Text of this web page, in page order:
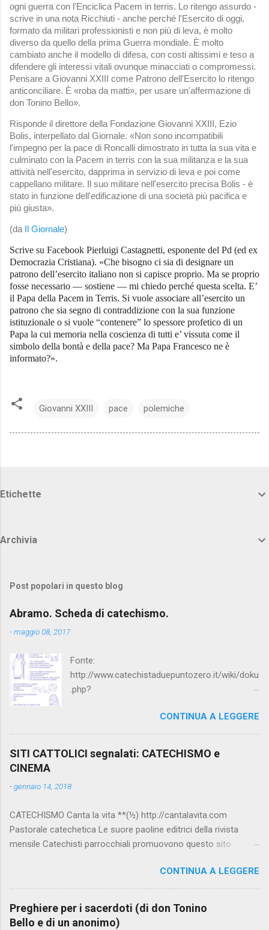
ogni guerra con l'Enciclica Pacem in terris. Lo ritengo assurdo -
scrive in una nota Ricchiuti - anche perché l'Esercito di oggi,
formato da militari professionisti e non più di leva, è molto
diverso da quello della prima Guerra mondiale. È molto
cambiato anche il modello di difesa, con costi altissimi e teso a
difendere gli interessi vitali ovunque minacciati o compromessi.
Pensare a Giovanni XXIII come Patrono dell'Esercito lo ritengo
anticonciliare. È «roba da matti», per usare un'affermazione di
don Tonino Bello».
Risponde il direttore della Fondazione Giovanni XXIII, Ezio
Bolis, interpellato dal Giornale. «Non sono incompatibili
l'impegno per la pace di Roncalli dimostrato in tutta la sua vita e
culminato con la Pacem in terris con la sua militanza e la sua
attività nell'esercito, dapprima in servizio di leva e poi come
cappellano militare. Il suo militare nell'esercito precisa Bolis - è
stato in funzione dell'edificazione di una società più pacifica e
più giusta».
(da Il Giornale)
Scrive su Facebook Pierluigi Castagnetti, esponente del Pd (ed ex
Democrazia Cristiana). «Che bisogno ci sia di designare un
patrono dell’esercito italiano non si capisce proprio. Ma se proprio
fosse necessario — sostiene — mi chiedo perché questa scelta. E’
il Papa della Pacem in Terris. Si vuole associare all’esercito un
patrono che sia segno di contraddizione con la sua funzione
istituzionale o si vuole “contenere” lo spessore profetico di un
Papa la cui memoria nella coscienza di tutti e’ vissuta come il
simbolo della bontà e della pace? Ma Papa Francesco ne è
informato?».
Giovanni XXIII pace polemiche
Etichette
Archivia
Post popolari in questo blog
Abramo. Scheda di catechismo.
-maggio 08, 2017
Fonte:
http://www.catechistaduepuntozero.it/wiki/doku
.php?
CONTINUA A LEGGERE
SITI CATTOLICI segnalati: CATECHISMO e
CINEMA
-gennaio 14, 2018
CATECHISMO Canta la vita **(½) http://cantalavita.com
Pastorale catechetica Le suore paoline editrici della rivista
mensile Catechisti parrocchiali promuovono questo sito
www.facebook.com/PaolineGiovanieVangelo/ Carimo **
http://www.carimo.it Contiene i Catechismo della Chiesa
Cattolica, la Bibbia a Fumetti (novità assoluta in internet), il
CONTINUA A LEGGERE
Preghiere per i sacerdoti (di don Tonino
Bello e di un anonimo)